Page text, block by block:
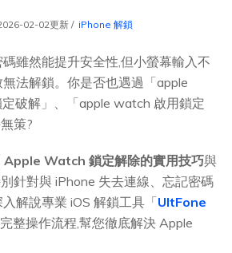
02-02更新 / iPhone 解鎖
雖然能提升安全性,但小螢幕輸入不
法解鎖。你是否也遇過「apple
破解」、「apple watch 啟用鎖定
策?
Apple Watch 鎖定解除的實用技巧與
針對與 iPhone 失去連線、忘記密碼
解說專業 iOS 解鎖工具「UltFone
完整操作流程,幫您徹底解決 Apple